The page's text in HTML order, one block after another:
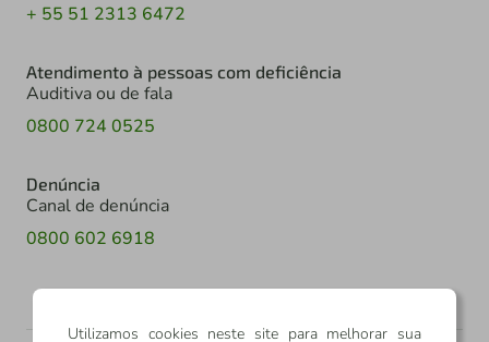
+ 55 51 2313 6472
Atendimento à pessoas com deficiência
Auditiva ou de fala
0800 724 0525
Denúncia
Canal de denúncia
0800 602 6918
Utilizamos cookies neste site para melhorar sua